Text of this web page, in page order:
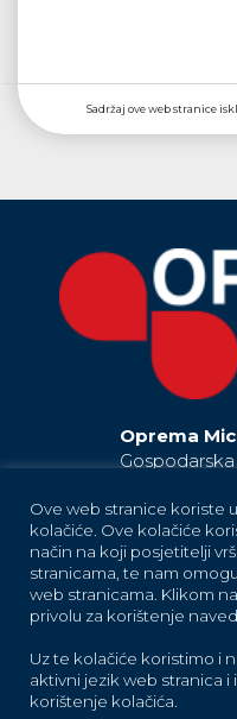
Sadržaj ove web stranice
Oprema
Hrvatska /
EU
+385 42 819 181
+385 42 819 183
+385 42 819 184
+385 42 683 373
oprema-
Ove web stranice koriste
kolačiće. Ove kolačiće
način na koji posjetitelji
stranicama, te nam
web stranicama. Klikom
privolu za korištenje
Uz te kolačiće koristimo i
aktivni jezik web stranica
korištenje kolačića.